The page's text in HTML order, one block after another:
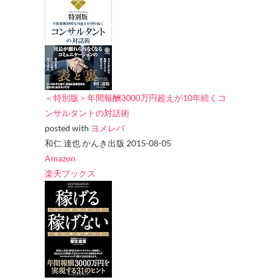
＜特別版＞年間報酬3000万円超えが10年続くコ
ンサルタントの対話術
posted with ヨメレバ
和仁 達也 かんき出版 2015-08-05
Amazon
楽天ブックス